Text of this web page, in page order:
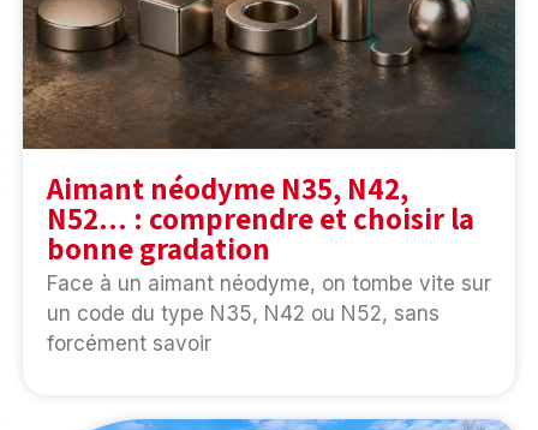
Aimant néodyme N35, N42,
N52… : comprendre et choisir la
bonne gradation
Face à un aimant néodyme, on tombe vite sur
un code du type N35, N42 ou N52, sans
forcément savoir